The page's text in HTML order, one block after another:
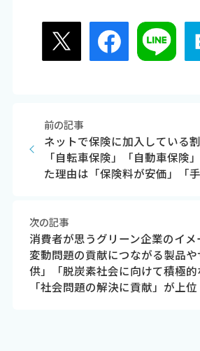
前の記事
ネットで保険に加入している
「自転車保険」「自動車保険
た理由は「保険料が安価」「
次の記事
消費者が思うグリーン企業のイ
変動問題の貢献につながる製品
供」「脱炭素社会に向けて積極的
「社会問題の解決に貢献」が上位